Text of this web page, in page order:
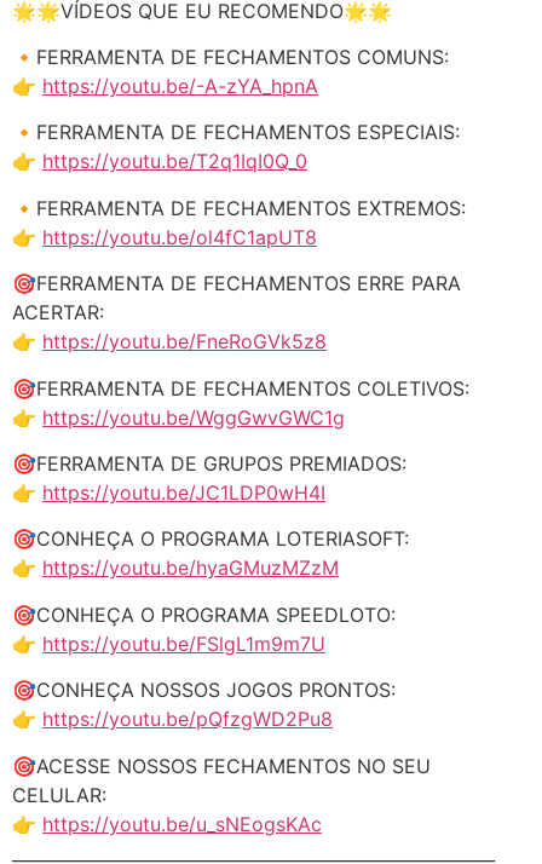
🌟🌟VÍDEOS QUE EU RECOMENDO🌟🌟
🔸FERRAMENTA DE FECHAMENTOS COMUNS:
👉 https://youtu.be/-A-zYA_hpnA
🔸FERRAMENTA DE FECHAMENTOS ESPECIAIS:
👉 https://youtu.be/T2q1IqI0Q_0
🔸FERRAMENTA DE FECHAMENTOS EXTREMOS:
👉 https://youtu.be/ol4fC1apUT8
🎯FERRAMENTA DE FECHAMENTOS ERRE PARA
ACERTAR:
👉 https://youtu.be/FneRoGVk5z8
🎯FERRAMENTA DE FECHAMENTOS COLETIVOS:
👉 https://youtu.be/WggGwvGWC1g
🎯FERRAMENTA DE GRUPOS PREMIADOS:
👉 https://youtu.be/JC1LDP0wH4I
🎯CONHEÇA O PROGRAMA LOTERIASOFT:
👉 https://youtu.be/hyaGMuzMZzM
🎯CONHEÇA O PROGRAMA SPEEDLOTO:
👉 https://youtu.be/FSlgL1m9m7U
🎯CONHEÇA NOSSOS JOGOS PRONTOS:
👉 https://youtu.be/pQfzgWD2Pu8
🎯ACESSE NOSSOS FECHAMENTOS NO SEU
CELULAR:
👉 https://youtu.be/u_sNEogsKAc